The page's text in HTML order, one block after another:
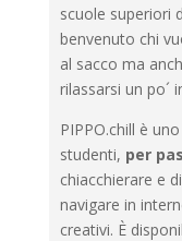
scuole superiori
benvenuto chi
al sacco ma
rilassarsi un po´
PIPPO.chill è
studenti, per
chiacchierare e
navigare in
creativi. È